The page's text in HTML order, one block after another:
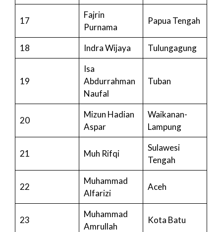
17
Fajrin
Purnama
Papua Tengah
18 Indra Wijaya Tulungagung
19
Isa
Abdurrahman
Naufal
Tuban
20
Mizun Hadian
Aspar
Waikanan-
Lampung
21 Muh Rifqi
Sulawesi
Tengah
22
Muhammad
Alfarizi
Aceh
23
Muhammad
Amrullah
Kota Batu